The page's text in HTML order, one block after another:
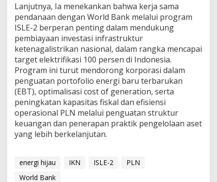
Lanjutnya, Ia menekankan bahwa kerja sama
pendanaan dengan World Bank melalui program
ISLE-2 berperan penting dalam mendukung
pembiayaan investasi infrastruktur
ketenagalistrikan nasional, dalam rangka mencapai
target elektrifikasi 100 persen di Indonesia.
Program ini turut mendorong korporasi dalam
penguatan portofolio energi baru terbarukan
(EBT), optimalisasi cost of generation, serta
peningkatan kapasitas fiskal dan efisiensi
operasional PLN melalui penguatan struktur
keuangan dan penerapan praktik pengelolaan aset
yang lebih berkelanjutan.
energi hijau IKN ISLE-2
PLN
World Bank